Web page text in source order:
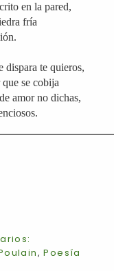
en la pared,
fría
dispara te quieros,
se cobija
amor no dichas,
,Poesía